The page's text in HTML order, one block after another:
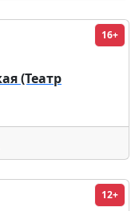
16+
(Театр
12+